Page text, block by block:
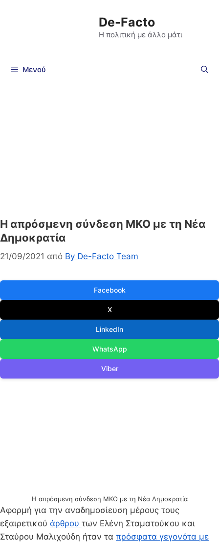
De-Facto
Η πολιτική με άλλο μάτι
Μενού
Η απρόσμενη σύνδεση ΜΚΟ με τη Νέα
Δημοκρατία
21/09/2021 από By De-Facto Team
Facebook
X
LinkedIn
WhatsApp
Viber
Η απρόσμενη σύνδεση ΜΚΟ με τη Νέα Δημοκρατία
Αφορμή για την αναδημοσίευση μέρους τους
εξαιρετικού άρθρου των Ελένη Σταματούκου και
Σταύρου Μαλιχούδη ήταν τα πρόσφατα γεγονότα με